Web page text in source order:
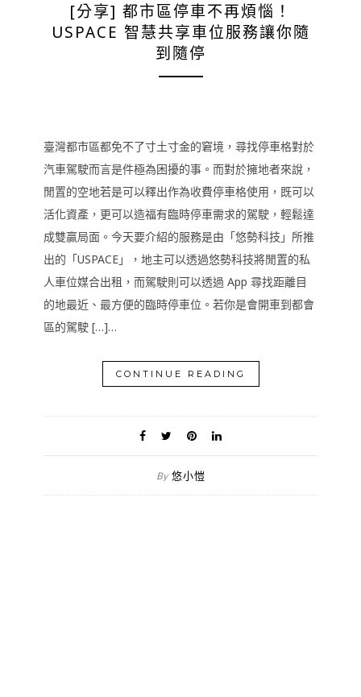
[分享] 都市區停車不再煩惱！
USPACE 智慧共享車位服務讓你隨
到隨停
臺灣都市區都免不了寸土寸金的窘境，尋找停車格對於
汽車駕駛而言是件極為困擾的事。而對於擁地者來說，
閒置的空地若是可以釋出作為收費停車格使用，既可以
活化資產，更可以造福有臨時停車需求的駕駛，輕鬆達
成雙贏局面。今天要介紹的服務是由「悠勢科技」所推
出的「USPACE」，地主可以透過悠勢科技將閒置的私
人車位媒合出租，而駕駛則可以透過 App 尋找距離目
的地最近、最方便的臨時停車位。若你是會開車到都會
區的駕駛 […]…
CONTINUE READING
By 悠小愷